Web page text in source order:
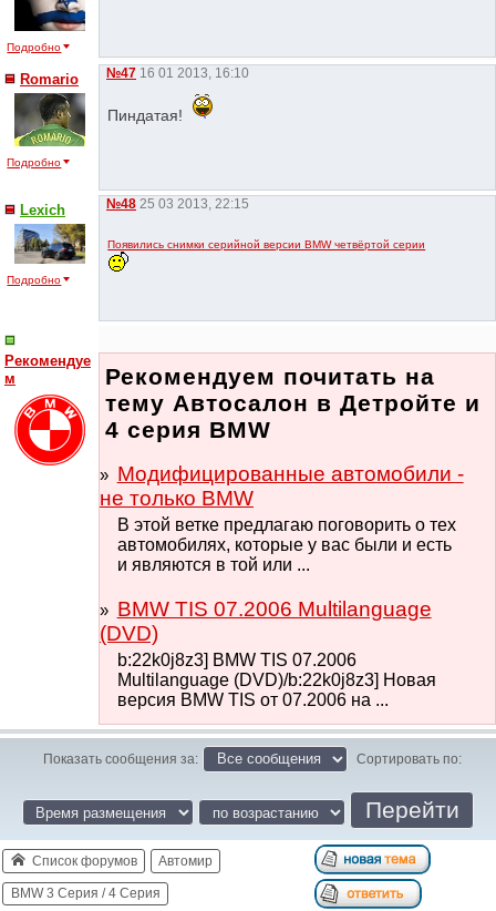
Подробно
Romario
Подробно
№47 16 01 2013, 16:10
Пиндатая!
Lexich
Подробно
№48 25 03 2013, 22:15
Появились снимки серийной версии BMW четвёртой серии
Рекомендуе
м
Рекомендуем почитать на
тему Автосалон в Детройте и
4 серия BMW
Модифицированные автомобили -
не только BMW
В этой ветке предлагаю поговорить о тех
автомобилях, которые у вас были и есть
и являются в той или ...
BMW TIS 07.2006 Multilanguage
(DVD)
b:22k0j8z3] BMW TIS 07.2006
Multilanguage (DVD)/b:22k0j8z3] Новая
версия BMW TIS от 07.2006 на ...
Показать сообщения за: Сортировать по:
Список форумов Автомир
BMW 3 Серия / 4 Серия